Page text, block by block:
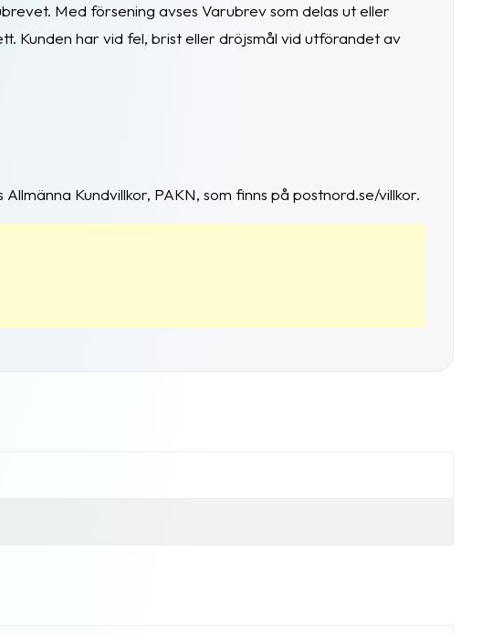
Med försening avses Varubrev som delas ut eller
Kunden har vid fel, brist eller dröjsmål vid utförandet av
Kundvillkor, PAKN, som finns på postnord.se/villkor.